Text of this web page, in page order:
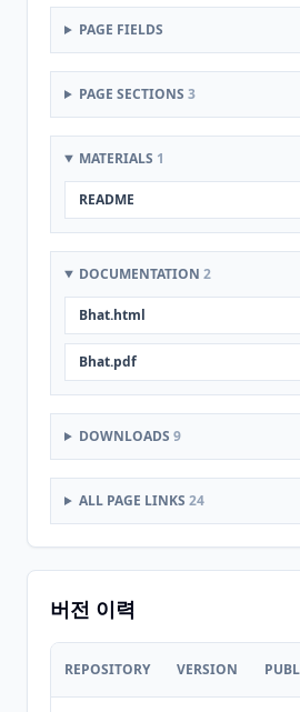
PAGE FIELDS
PAGE SECTIONS 3
MATERIALS 1
README
DOCUMENTATION 2
Bhat.html
Bhat.pdf
DOWNLOADS 9
ALL PAGE LINKS 24
버전 이력
REPOSITORY VERSION